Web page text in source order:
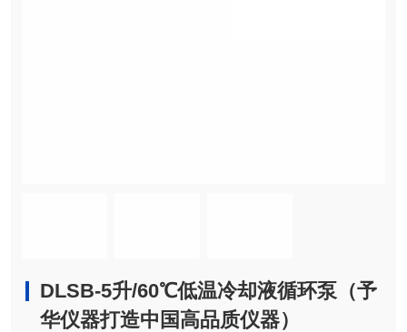
DLSB-5升/60℃低温冷却液循环泵（予
华仪器打造中国高品质仪器）